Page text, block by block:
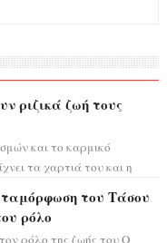
ριζικά ζωή τους
και το καρμικό
τα χαρτιά του και η
του Τάσου
ρόλο
ρόλο της ζωής του Ο